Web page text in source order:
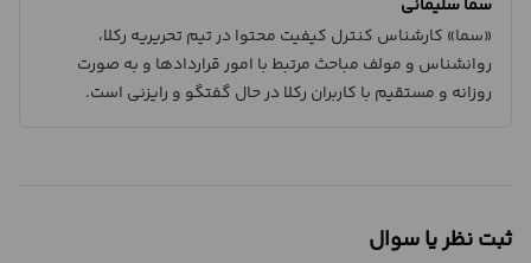
سما سلیمانی
«سما» کارشناس کنترل کیفیت محتوا در تیم تحریریه رکلا،
روانشناس و مولف مباحث مرتبط با امور قراردادها و به صورت
روزانه و مستقیم با کاربران رکلا در حال گفتگو و رایزنی است.
ثبت نظر یا سوال